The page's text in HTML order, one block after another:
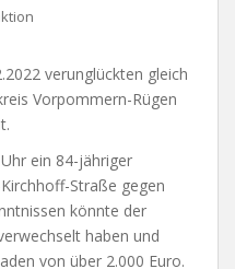
verunglückten gleich
Vorpommern-Rügen
ein 84-jähriger
Straße gegen
könnte der
haben und
von über 2.000 Euro.